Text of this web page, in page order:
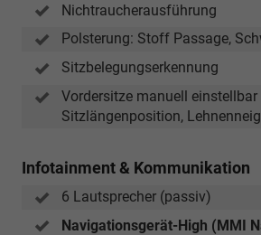
Nichtraucherausführung
Polsterung: Stoff Passage,
Sitzbelegungserkennung
Vordersitze manuell einstellbar
Sitzlängenposition,
Infotainment & Kommunikation
6 Lautsprecher (passiv)
Navigationsgerät-High (MMI